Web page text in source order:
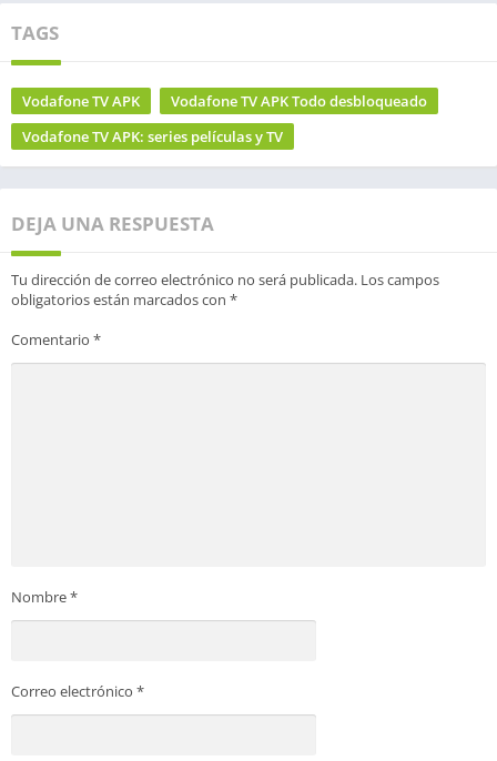
TAGS
Vodafone TV APK
Vodafone TV APK Todo desbloqueado
Vodafone TV APK: series películas y TV
DEJA UNA RESPUESTA
Tu dirección de correo electrónico no será publicada. Los campos
obligatorios están marcados con *
Comentario *
Nombre*
Correo electrónico *